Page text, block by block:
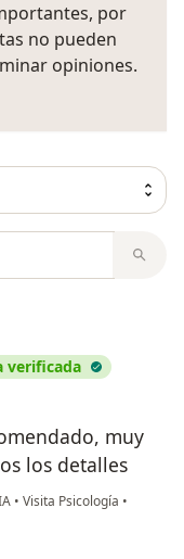
por
no pueden
opiniones.
verificada
muy
los detalles
• Visita Psicología •